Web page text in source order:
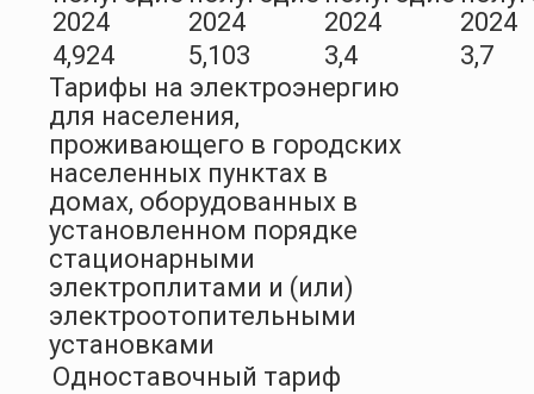
2024
2024
2024
2024
4,924
5,103 3,4
3,7
Тарифы на электроэнергию
для населения,
проживающего в городских
населенных пунктах в
домах, оборудованных в
установленном порядке
стационарными
электроплитами и (или)
электроотопительными
установками
Одноставочный тариф